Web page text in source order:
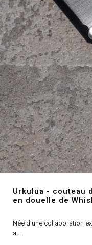
Urkulua - couteau
en douelle de
Née d’une collaboration
au...